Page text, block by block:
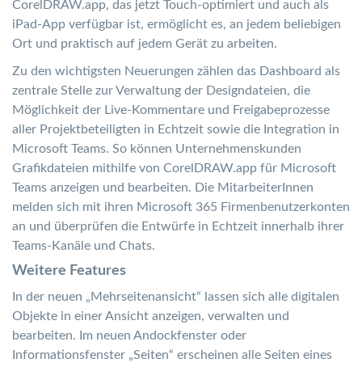
CorelDRAW.app, das jetzt Touch-optimiert und auch als
iPad-App verfügbar ist, ermöglicht es, an jedem beliebigen
Ort und praktisch auf jedem Gerät zu arbeiten.
Zu den wichtigsten Neuerungen zählen das Dashboard als
zentrale Stelle zur Verwaltung der Designdateien, die
Möglichkeit der Live-Kommentare und Freigabeprozesse
aller Projektbeteiligten in Echtzeit sowie die Integration in
Microsoft Teams. So können Unternehmenskunden
Grafikdateien mithilfe von CorelDRAW.app für Microsoft
Teams anzeigen und bearbeiten. Die MitarbeiterInnen
melden sich mit ihren Microsoft 365 Firmenbenutzerkonten
an und überprüfen die Entwürfe in Echtzeit innerhalb ihrer
Teams-Kanäle und Chats.
Weitere Features
In der neuen „Mehrseitenansicht“ lassen sich alle digitalen
Objekte in einer Ansicht anzeigen, verwalten und
bearbeiten. Im neuen Andockfenster oder
Informationsfenster „Seiten“ erscheinen alle Seiten eines